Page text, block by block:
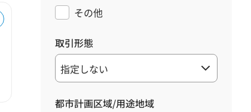
その他
取引形態
都市計画区域/用途地域